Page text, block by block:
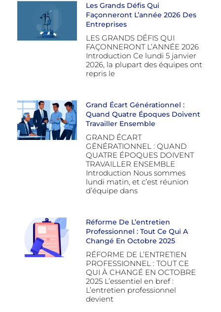
Les Grands Défis Qui
Façonneront L’année 2026 Des
Entreprises
LES GRANDS DÉFIS QUI
FAÇONNERONT L’ANNÉE 2026
Introduction Ce lundi 5 janvier
2026, la plupart des équipes ont
repris le
Grand Écart Générationnel :
Quand Quatre Époques Doivent
Travailler Ensemble
GRAND ÉCART
GÉNÉRATIONNEL : QUAND
QUATRE ÉPOQUES DOIVENT
TRAVAILLER ENSEMBLE
Introduction Nous sommes
lundi matin, et c’est réunion
d’équipe dans
Réforme De L’entretien
Professionnel : Tout Ce Qui A
Changé En Octobre 2025
RÉFORME DE L’ENTRETIEN
PROFESSIONNEL : TOUT CE
QUI À CHANGÉ EN OCTOBRE
2025 L’essentiel en bref :
L’entretien professionnel
devient